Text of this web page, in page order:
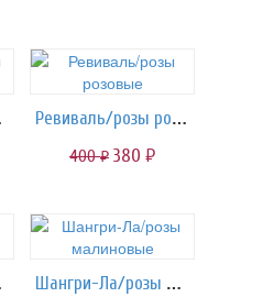
Ревиваль/розы розовые
400руб. 380 руб.
Шангри-Ла/розы малиновые